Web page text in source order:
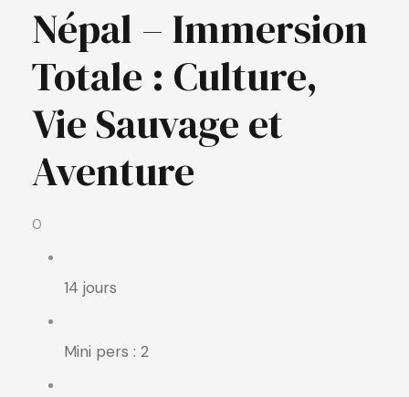
Népal – Immersion
Totale : Culture,
Vie Sauvage et
Aventure
0
14 jours
Mini pers : 2